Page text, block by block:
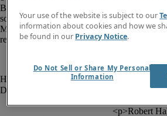
Your use of the website is subject to our
information about cookies and how we
be found in our Privacy Notice.
Do Not Sell or Share My Personal
Information